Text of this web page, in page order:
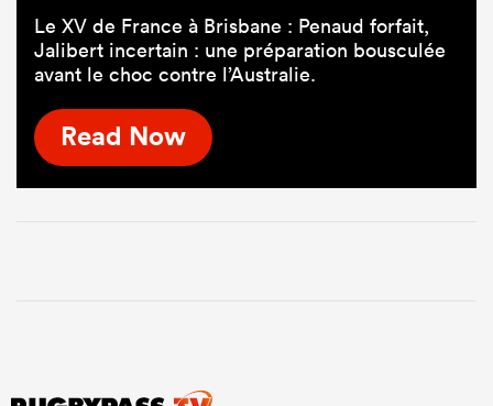
Le XV de France à Brisbane : Penaud forfait,
Jalibert incertain : une préparation bousculée
avant le choc contre l’Australie.
Read Now